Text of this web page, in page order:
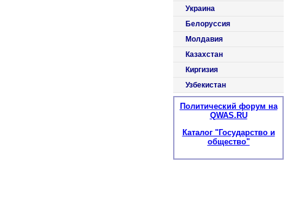
Украина
Белоруссия
Молдавия
Казахстан
Киргизия
Узбекистан
Политический форум на
QWAS.RU
Каталог "Государство и
общество"